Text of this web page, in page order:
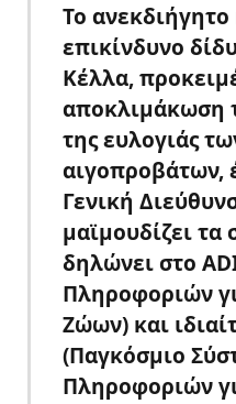
Το ανεκδιήγητο
επικίνδυνο
Κέλλα,
αποκλιμάκωση
τηςευλογιάς
αιγοπροβάτων,
Γενική Δ
μαϊμουδίζει τα
δηλώνει στο
Πληροφοριών
Ζώων) και
(Παγκόσμιο
Πληροφοριών